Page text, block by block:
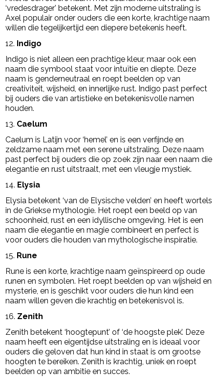
‘vredesdrager’ betekent. Met zijn moderne uitstraling is
Axel populair onder ouders die een korte, krachtige naam
willen die tegelijkertijd een diepere betekenis heeft.
12. Indigo
Indigo is niet alleen een prachtige kleur, maar ook een
naam die symbool staat voor intuïtie en diepte. Deze
naam is genderneutraal en roept beelden op van
creativiteit, wijsheid, en innerlijke rust. Indigo past perfect
bij ouders die van artistieke en betekenisvolle namen
houden.
13. Caelum
Caelum is Latijn voor ‘hemel’ en is een verfijnde en
zeldzame naam met een serene uitstraling. Deze naam
past perfect bij ouders die op zoek zijn naar een naam die
elegantie en rust uitstraalt, met een vleugje mystiek.
14. Elysia
Elysia betekent ‘van de Elysische velden’ en heeft wortels
in de Griekse mythologie. Het roept een beeld op van
schoonheid, rust en een idyllische omgeving. Het is een
naam die elegantie en magie combineert en perfect is
voor ouders die houden van mythologische inspiratie.
15. Rune
Rune is een korte, krachtige naam geïnspireerd op oude
runen en symbolen. Het roept beelden op van wijsheid en
mysterie, en is geschikt voor ouders die hun kind een
naam willen geven die krachtig en betekenisvol is.
16. Zenith
Zenith betekent ‘hoogtepunt’ of ‘de hoogste plek’. Deze
naam heeft een eigentijdse uitstraling en is ideaal voor
ouders die geloven dat hun kind in staat is om grootse
hoogten te bereiken. Zenith is krachtig, uniek en roept
beelden op van ambitie en succes.